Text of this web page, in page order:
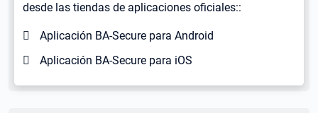
desde las tiendas de aplicaciones oficiales::
Aplicación BA-Secure para Android
Aplicación BA-Secure para iOS